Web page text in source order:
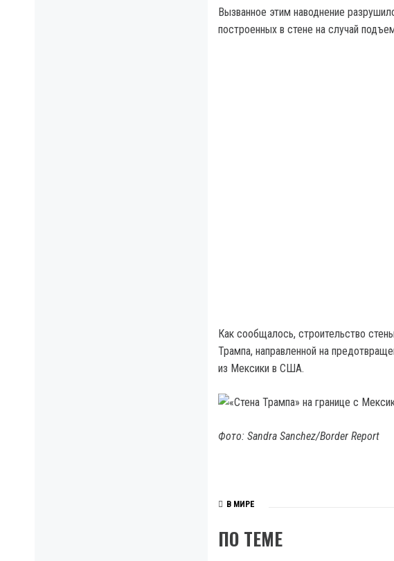
Вызванное этим наводнение
построенных в стене на случай
Как сообщалось, строительство
Трампа, направленной на
из Мексики в США.
Фото: Sandra Sanchez/Border Report
В МИРЕ
ПО ТЕМЕ